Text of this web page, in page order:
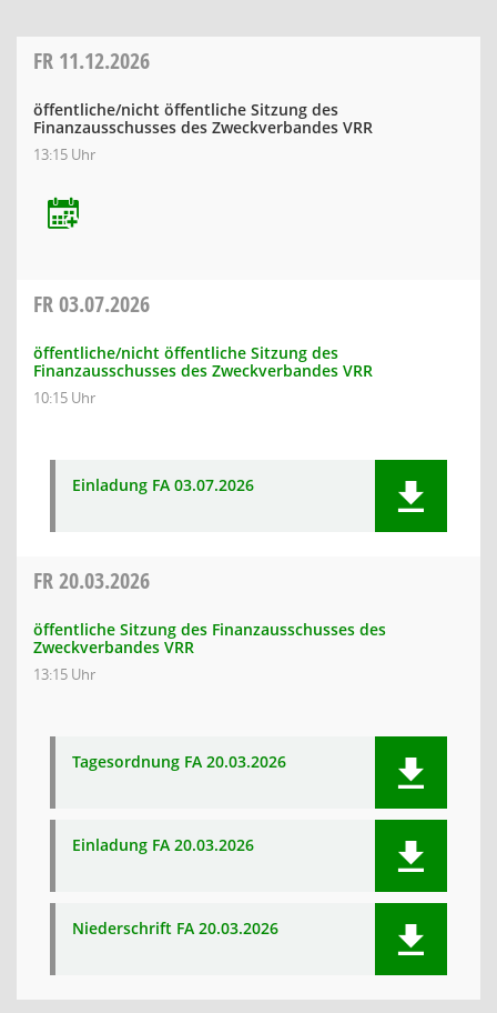
FR 11.12.2026
öffentliche/nicht öffentliche Sitzung des
Finanzausschusses des Zweckverbandes VRR
13:15 Uhr
FR03.07.2026
öffentliche/nicht öffentliche Sitzung des
Finanzausschusses des Zweckverbandes VRR
10:15 Uhr
Einladung FA 03.07.2026
FR20.03.2026
öffentliche Sitzung des Finanzausschusses des
Zweckverbandes VRR
13:15 Uhr
Tagesordnung FA 20.03.2026
Einladung FA 20.03.2026
Niederschrift FA 20.03.2026